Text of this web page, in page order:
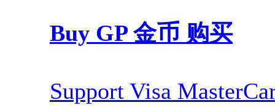
Buy GP 金币 购买
Support Visa